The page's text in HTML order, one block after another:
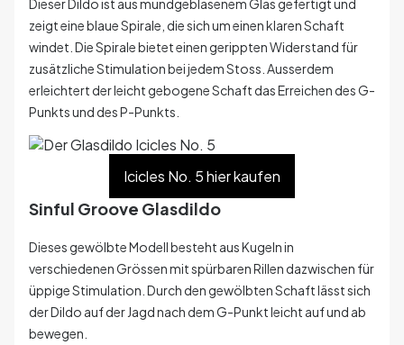
Dieser Dildo ist aus mundgeblasenem Glas gefertigt und
zeigt eine blaue Spirale, die sich um einen klaren Schaft
windet. Die Spirale bietet einen gerippten Widerstand für
zusätzliche Stimulation bei jedem Stoss. Ausserdem
erleichtert der leicht gebogene Schaft das Erreichen des G-
Punkts und des P-Punkts.
Icicles No. 5 hier kaufen
Sinful Groove Glasdildo
Dieses gewölbte Modell besteht aus Kugeln in
verschiedenen Grössen mit spürbaren Rillen dazwischen für
üppige Stimulation. Durch den gewölbten Schaft lässt sich
der Dildo auf der Jagd nach dem G-Punkt leicht auf und ab
bewegen.